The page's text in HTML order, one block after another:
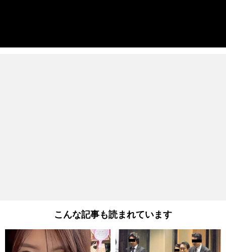
こんな記事も読まれています